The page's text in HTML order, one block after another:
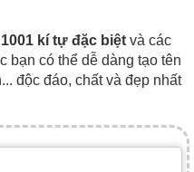
1001 kí tự đặc biệt và các
bạn có thể dễ dàng tạo tên
độc đáo, chất và đẹp nhất